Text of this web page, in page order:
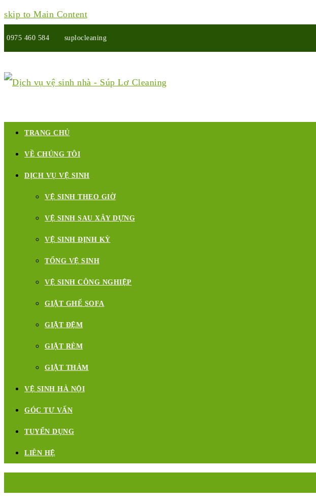
skip to Main Content
0975 460 584 suplocleaning
Plus
TRANG CHỦ
VỀ CHÚNG TÔI
DỊCH VỤ VỆ SINH
VỆ SINH THEO GIỜ
VỆ SINH SAU XÂY DỰNG
VỆ SINH ĐỊNH KỲ
TỔNG VỆ SINH
VỆ SINH CÔNG NGHIỆP
GIẶT GHẾ SOFA
GIẶT ĐỆM
GIẶT RÈM
GIẶT THẢM
VỆ SINH HÀ NỘI
GÓC TƯ VẤN
TUYỂN DỤNG
LIÊN HỆ